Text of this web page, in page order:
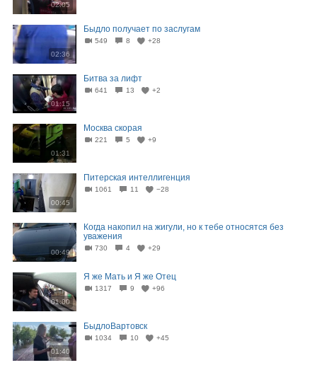
02:05
02:36
Быдло получает по заслугам
549 8 +28
01:15
Битва за лифт
641 13 +2
01:31
Москва скорая
221 5 +9
00:45
Питерская интеллигенция
1061 11 −28
00:49
Когда накопил на жигули, но к тебе относятся без
уважения
730 4 +29
01:00
Я же Мать и Я же Отец
1317 9 +96
01:40
БыдлоВартовск
1034 10 +45